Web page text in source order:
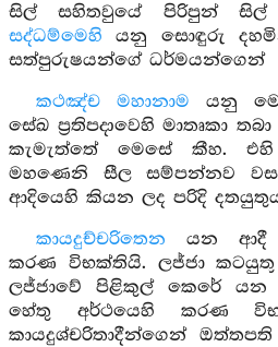
සිල් සහිතවුයේ පිරිපුන්
සද්ධම්මෙහි යනු සොඳුරු
සත්පුරුෂයන්ගේ ධර්මයන්ගෙන්
කථඤ්ච මහානාම යනු
සේඛ ප්‍රතිපදාවෙහි මාතෘකා
කැමැත්තේ මෙසේ කීහ.
මහණෙනි සීල සම්පන්නව
ආදියෙහි කියන ලද පරිදි
කායදුච්චරිතෙන යන ආදී
කරණ විභක්තියි. ලජ්ජා කටයුතු
ලජ්ජාවේ පිළිකුල් කෙරේ යන
හේතු අර්ථයෙහි කරණ
කායදුශ්චරිතාදීන්ගෙන්